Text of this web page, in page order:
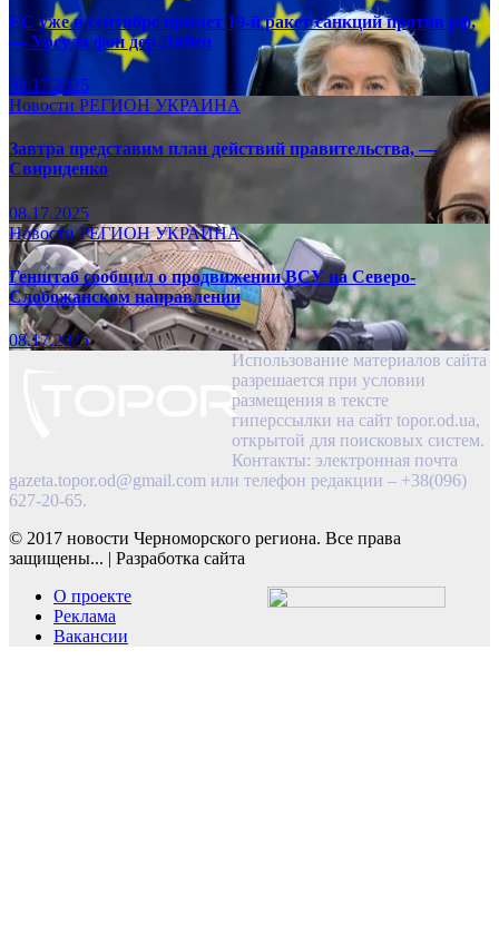
ЕС уже в сентябре примет 19-й ракет санкций против рф,
— Урсула фон дер Ляйен
08.17.2025
Новости РЕГИОН УКРАИНА
Завтра представим план действий правительства, —
Свириденко
08.17.2025
НовостиРЕГИОНУКРАИНА
Генштаб сообщил о продвижении ВСУ на Северо-
Слобожанском направлении
08.17.2025
Использование материалов сайта
разрешается при условии
размещения в тексте
гиперссылки на сайт topor.od.ua,
открытой для поисковых систем.
Контакты: электронная почта
gazeta.topor.od@gmail.com или телефон редакции – +38(096)
627-20-65.
© 2017 новости Черноморского региона. Все права
защищены... | Разработка сайта
О проекте
Реклама
Вакансии